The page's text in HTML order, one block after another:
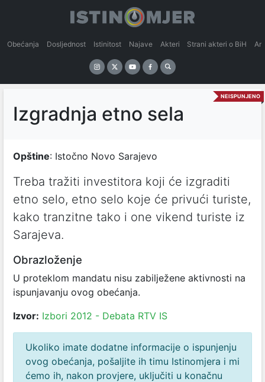
Obećanja Dosljednost Istinitost Najave Akteri Strani akteri o BiH
NEISPUNJENO
Izgradnja etno sela
Opštine: Istočno Novo Sarajevo
Treba tražiti investitora koji će izgraditi
etno selo, etno selo koje će privući turiste,
kako tranzitne tako i one vikend turiste iz
Sarajeva.
Obrazloženje
U proteklom mandatu nisu zabilježene aktivnosti na
ispunjavanju ovog obećanja.
Izvor: Izbori 2012 - Debata RTV IS
Ukoliko imate dodatne informacije o ispunjenju
ovog obećanja, pošaljite ih timu Istinomjera i mi
ćemo ih, nakon provjere, uključiti u konačnu